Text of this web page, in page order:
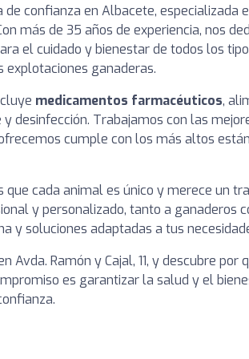
de confianza en Albacete, especializada
más de 35 años de experiencia, nos
el cuidado y bienestar de todos los
ganaderas.
medicamentos farmacéuticos,
desinfección. Trabajamos con las
cumple con los más altos
que cada animal es único y merece un
y personalizado, tanto a ganaderos
y soluciones adaptadas a tus
Avda. Ramón y Cajal, 11, y descubre por
es garantizar la salud y el